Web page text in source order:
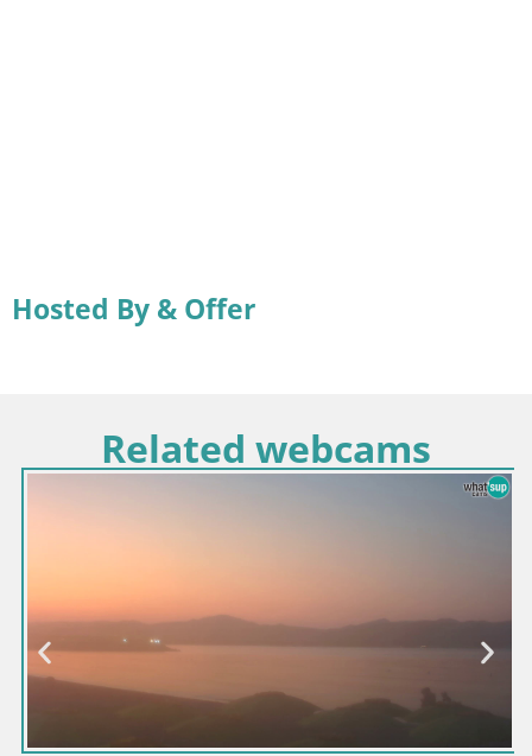
Hosted By & Offer
Related webcams